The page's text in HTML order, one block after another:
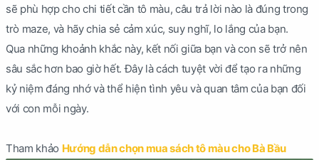
sẽ phù hợp cho chi tiết cần tô màu, câu trả lời nào là đúng trong
trò maze, và hãy chia sẻ cảm xúc, suy nghĩ, lo lắng của bạn.
Qua những khoảnh khắc này, kết nối giữa bạn và con sẽ trở nên
sâu sắc hơn bao giờ hết. Đây là cách tuyệt vời để tạo ra những
kỷ niệm đáng nhớ và thể hiện tình yêu và quan tâm của bạn đối
với con mỗi ngày.
Tham khảo Hướng dẫn chọn mua sách tô màu cho Bà Bầu